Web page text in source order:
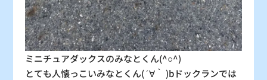
ミニチュアダックスのみなとくん(^○^)
とても人懐っこいみなとくん( ´∀｀ )bドックランでは